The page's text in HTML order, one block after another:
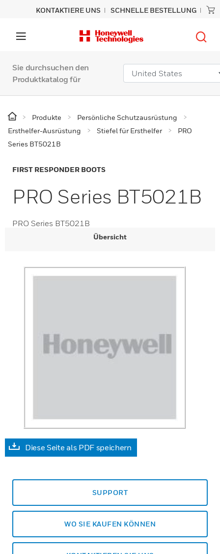
KONTAKTIERE UNS SCHNELLE BESTELLUNG
Sie durchsuchen den
Produktkatalog für
Produkte
Persönliche Schutzausrüstung
Ersthelfer-Ausrüstung
Stiefel für Ersthelfer
PRO
Series BT5021B
FIRST RESPONDER BOOTS
PRO Series BT5021B
PRO Series BT5021B
Übersicht
Diese Seite als PDF speichern
SUPPORT
WO SIE KAUFEN KÖNNEN